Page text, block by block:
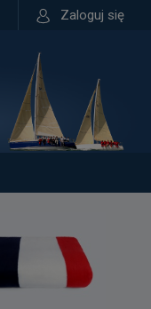
Zaloguj się